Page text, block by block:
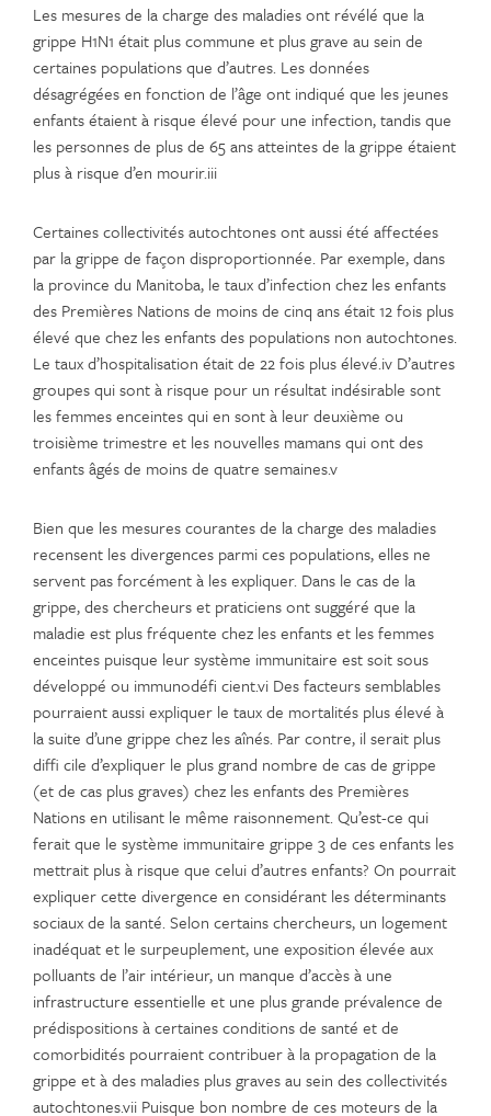
Les mesures de la charge des maladies ont révélé que la
grippe H1N1 était plus commune et plus grave au sein de
certaines populations que d’autres. Les données
désagrégées en fonction de l’âge ont indiqué que les jeunes
enfants étaient à risque élevé pour une infection, tandis que
les personnes de plus de 65 ans atteintes de la grippe étaient
plus à risque d’en mourir.iii
Certaines collectivités autochtones ont aussi été affectées
par la grippe de façon disproportionnée. Par exemple, dans
la province du Manitoba, le taux d’infection chez les enfants
des Premières Nations de moins de cinq ans était 12 fois plus
élevé que chez les enfants des populations non autochtones.
Le taux d’hospitalisation était de 22 fois plus élevé.iv D’autres
groupes qui sont à risque pour un résultat indésirable sont
les femmes enceintes qui en sont à leur deuxième ou
troisième trimestre et les nouvelles mamans qui ont des
enfants âgés de moins de quatre semaines.v
Bien que les mesures courantes de la charge des maladies
recensent les divergences parmi ces populations, elles ne
servent pas forcément à les expliquer. Dans le cas de la
grippe, des chercheurs et praticiens ont suggéré que la
maladie est plus fréquente chez les enfants et les femmes
enceintes puisque leur système immunitaire est soit sous
développé ou immunodéfi cient.vi Des facteurs semblables
pourraient aussi expliquer le taux de mortalités plus élevé à
la suite d’une grippe chez les aînés. Par contre, il serait plus
diffi cile d’expliquer le plus grand nombre de cas de grippe
(et de cas plus graves) chez les enfants des Premières
Nations en utilisant le même raisonnement. Qu’est-ce qui
ferait que le système immunitaire grippe 3 de ces enfants les
mettrait plus à risque que celui d’autres enfants? On pourrait
expliquer cette divergence en considérant les déterminants
sociaux de la santé. Selon certains chercheurs, un logement
inadéquat et le surpeuplement, une exposition élevée aux
polluants de l’air intérieur, un manque d’accès à une
infrastructure essentielle et une plus grande prévalence de
prédispositions à certaines conditions de santé et de
comorbidités pourraient contribuer à la propagation de la
grippe et à des maladies plus graves au sein des collectivités
autochtones.vii Puisque bon nombre de ces moteurs de la